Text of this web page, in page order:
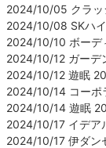
2024/10/05 クラッ
2024/10/08 SKハ
2024/10/10 ボーデ
2024/10/12 ガーデ
2024/10/12 遊眠
2024/10/14 コーポ
2024/10/14 遊眠
2024/10/17 イデア
2024/10/17 伊ダン